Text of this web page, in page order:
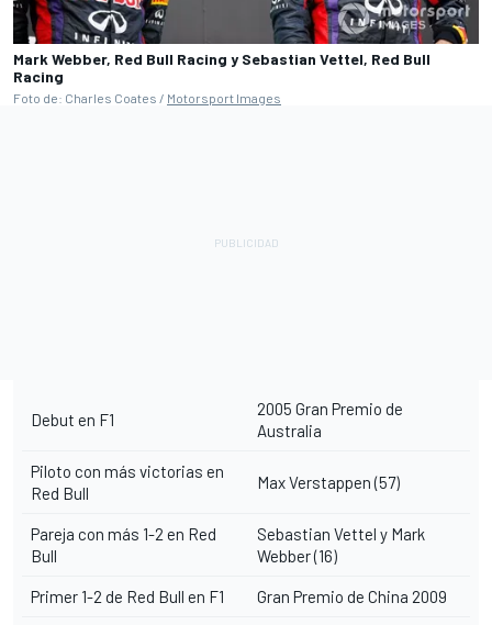
Mark Webber, Red Bull Racing y Sebastian Vettel, Red Bull
Racing
Foto de: Charles Coates / Motorsport Images
Debut en F1
2005 Gran Premio de
Australia
Piloto con más victorias en
Red Bull
Max Verstappen (57)
Pareja con más 1-2 en Red
Bull
Sebastian Vettel y Mark
Webber(16)
Primer 1-2 de Red Bull en F1 Gran Premio de China 2009